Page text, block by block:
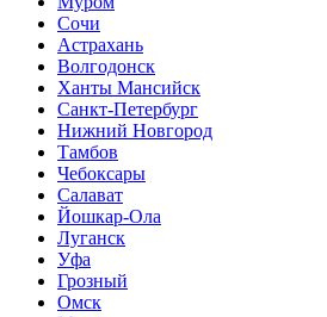
Сочи
Астрахань
Волгодонск
Ханты Мансийск
Санкт-Петербург
Нижний Новгород
Тамбов
Чебоксары
Салават
Йошкар-Ола
Луганск
Уфа
Грозный
Омск